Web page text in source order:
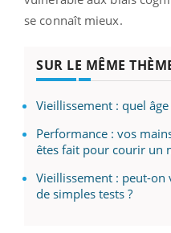
se connaît mieux.
SUR LE MÊME
Vieillissement : quel
Performance : vos
êtes fait pour courir un
Vieillissement : peut-on
de simples tests ?